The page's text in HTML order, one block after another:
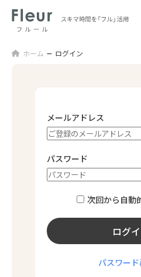
ホーム ログイン
メールアドレス
パスワード
次回から⾃動
ログ
パスワー